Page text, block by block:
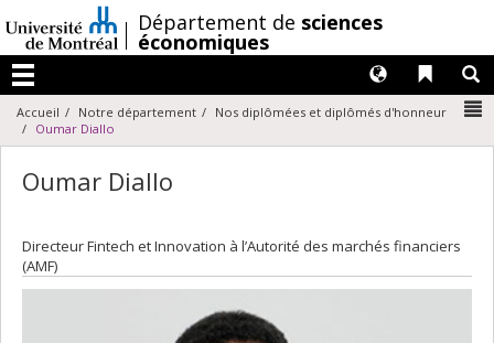
au
contenu
/Département de sciences
économiques
Menu
Liens
Langues
Accueil Notre département
Nos diplômées et diplômés d'honneur
Oumar Diallo
Oumar Diallo
Directeur Fintech et Innovation à l’Autorité des marchés financiers
(AMF)